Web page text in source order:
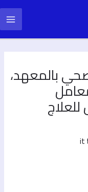
بالمعهد،